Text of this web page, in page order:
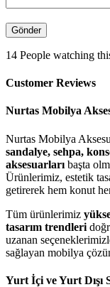
14 People watching
Customer Reviews
Nurtas Mobilya
Nurtas Mobilya
sandalye, sehpa,
aksesuarları başta
Ürünlerimiz, estetik
getirerek hem konut
Tüm ürünlerimiz
tasarım trendleri
uzanan
sağlayan mobilya
Yurt İçi ve Yurt Dışı